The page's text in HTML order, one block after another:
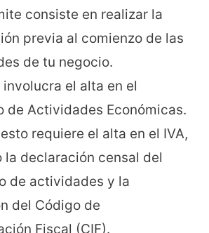
consiste en realizar la
previa al comienzo de las
de tu negocio.
involucra el alta en el
de Actividades Económicas.
requiere el alta en el IVA,
la declaración censal del
de actividades y la
del Código de
Fiscal (CIF).